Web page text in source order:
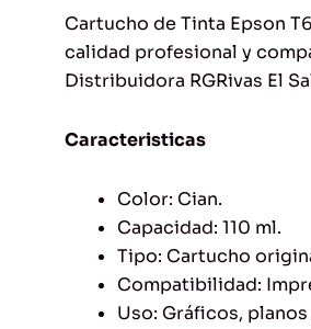
Cartucho de Tinta Epson
calidad profesional y
Distribuidora RGRivas El
Caracteristicas
Color: Cian.
Capacidad: 110 ml.
Tipo: Cartucho
Compatibilidad:
Uso: Gráficos,